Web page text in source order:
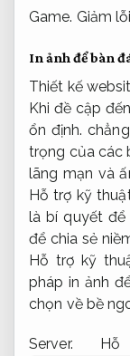
Game. Giảm
In ảnh để bàn
Thiết kế
Khi đề cập
ổn định.
trọng của các
lãng mạn và
Hỗ trợ kỹ
là bí quyết
để chia sẻ
Hỗ trợ kỹ
pháp in ảnh
chọn về bề
Server.